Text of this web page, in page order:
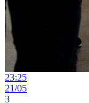
23:25
21/05
3